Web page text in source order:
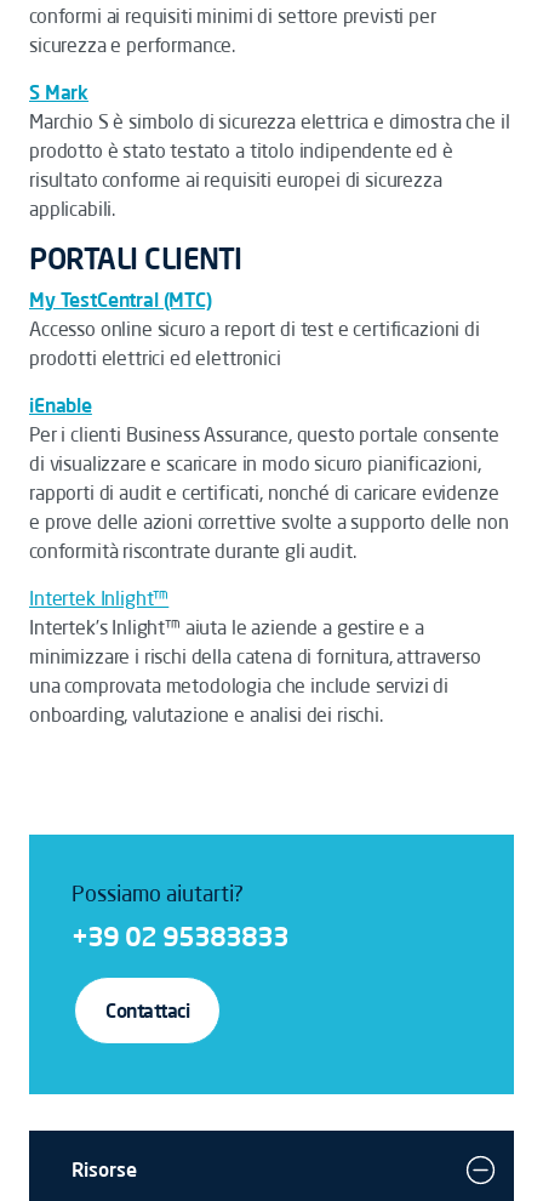
conformi ai requisiti minimi di settore previsti per
sicurezza e performance.
S Mark
Marchio S è simbolo di sicurezza elettrica e dimostra che il
prodotto è stato testato a titolo indipendente ed è
risultato conforme ai requisiti europei di sicurezza
applicabili.
PORTALI CLIENTI
My TestCentral (MTC)
Accesso online sicuro a report di test e certificazioni di
prodotti elettrici ed elettronici
iEnable
Per i clienti Business Assurance, questo portale consente
di visualizzare e scaricare in modo sicuro pianificazioni,
rapporti di audit e certificati, nonché di caricare evidenze
e prove delle azioni correttive svolte a supporto delle non
conformità riscontrate durante gli audit.
Intertek Inlight™
Intertek’s Inlight™ aiuta le aziende a gestire e a
minimizzare i rischi della catena di fornitura, attraverso
una comprovata metodologia che include servizi di
onboarding, valutazione e analisi dei rischi.
Possiamo aiutarti?
+39 02 95383833
Contattaci
Risorse